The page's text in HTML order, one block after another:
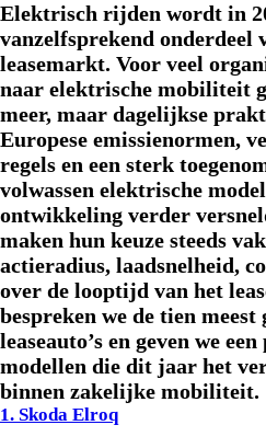
Elektrisch rijden wordt in
vanzelfsprekend onderdeel
leasemarkt. Voor veel
naar elektrische mobiliteit
meer, maar dagelijkse
Europese emissienormen,
regels en een sterk
volwassen elektrische
ontwikkeling verder
maken hun keuze steeds
actieradius, laadsnelheid,
over de looptijd van het
bespreken we de tien
leaseauto’s en geven we
modellen die dit jaar het
binnen zakelijke mobiliteit.
1. Skoda Elroq